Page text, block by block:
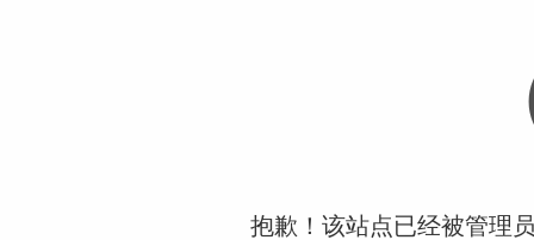
抱歉！该站点已经被管理